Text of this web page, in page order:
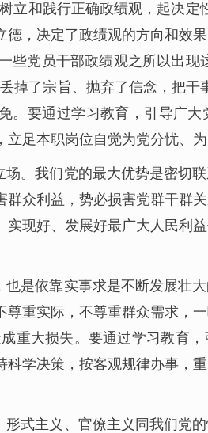
立和践行正确政绩观，起决定
，决定了政绩观的方向和效
党员干部政绩观之所以出现
掉了宗旨、抛弃了信念，把
要通过学习教育，引导广
足本职岗位自觉为党分忧、为
。我们党的最大优势是密切
众利益，势必损害党群干群
现好、发展好最广大人民利
是依靠实事求是不断发展壮
重实际，不尊重群众需求，
重大损失。要通过学习教育
学决策，按客观规律办事，
式主义、官僚主义同我们党